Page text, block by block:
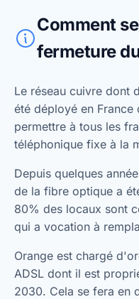
Comment
fermeture
Le réseau cuivre dont
été déployé en France
permettre à tous les
téléphonique fixe à la
Depuis quelques
de la fibre optique a
80% des locaux sont
qui a vocation à
Orange est chargé
ADSL dont il est
2030. Cela se fera en